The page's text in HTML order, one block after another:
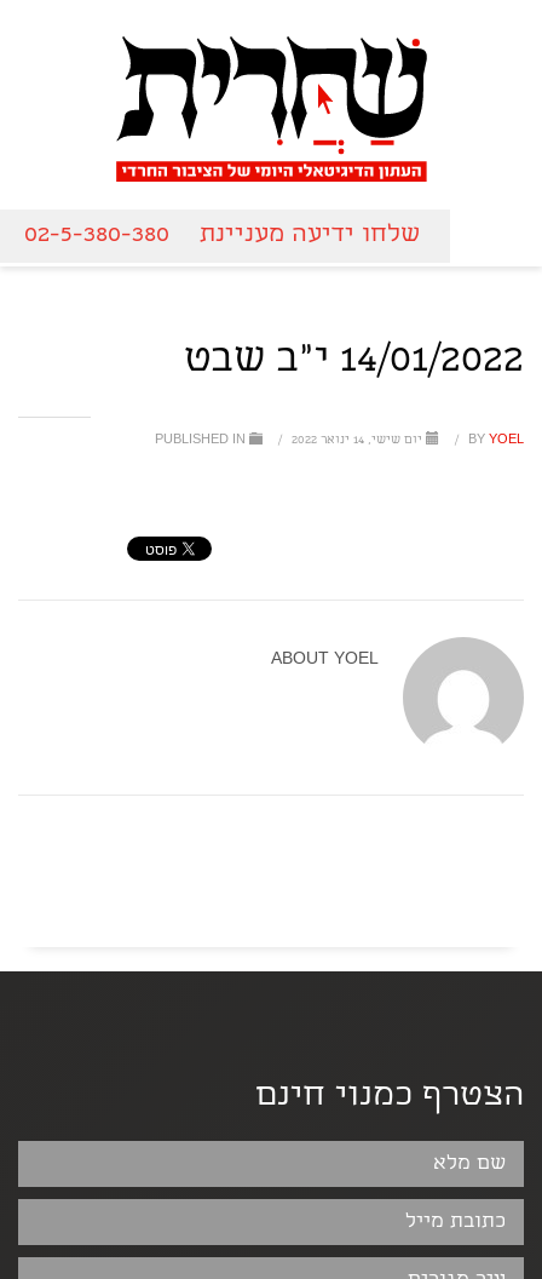
שלחו ידיעה מעניינת 02-5-380-380
14/01/2022 י"ב שבט
BY YOEL
/ יום שישי, 14 ינואר 2022 /
ABOUT YOEL
הצטרף כמנוי חינם